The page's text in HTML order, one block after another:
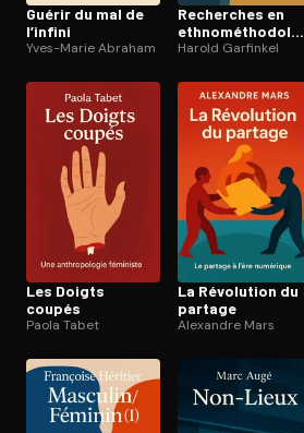
Guérir du mal de
l’infini
Yves-Marie Abraham
Recherches en
eth­no­mé­tho­do­lo­
gie
Harold Garfinkel
Les Doigts
coupés
Paola Tabet
La Révolution du
partage
Alexandre Mars